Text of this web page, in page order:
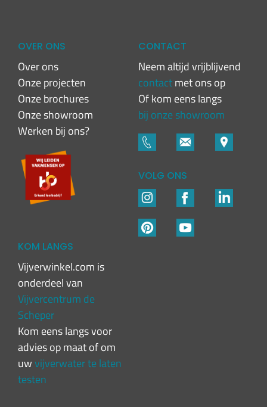
OVER ONS
Over ons
Onze projecten
Onze brochures
Onze showroom
Werken bij ons?
CONTACT
Neem altijd vrijblijvend
contactmet ons op
Of kom eens langs
bij onze showroom
VOLG ONS
KOM LANGS
Vijverwinkel.com is
onderdeel van
Vijvercentrum de
Scheper
Kom eens langs voor
advies op maat of om
uwvijverwater te laten
testen